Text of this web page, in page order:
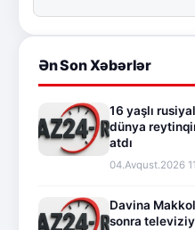
Ən Son Xəbərlər
16 yaşlı
dünya
atdı
04.Avqust.2026
Davina
sonra